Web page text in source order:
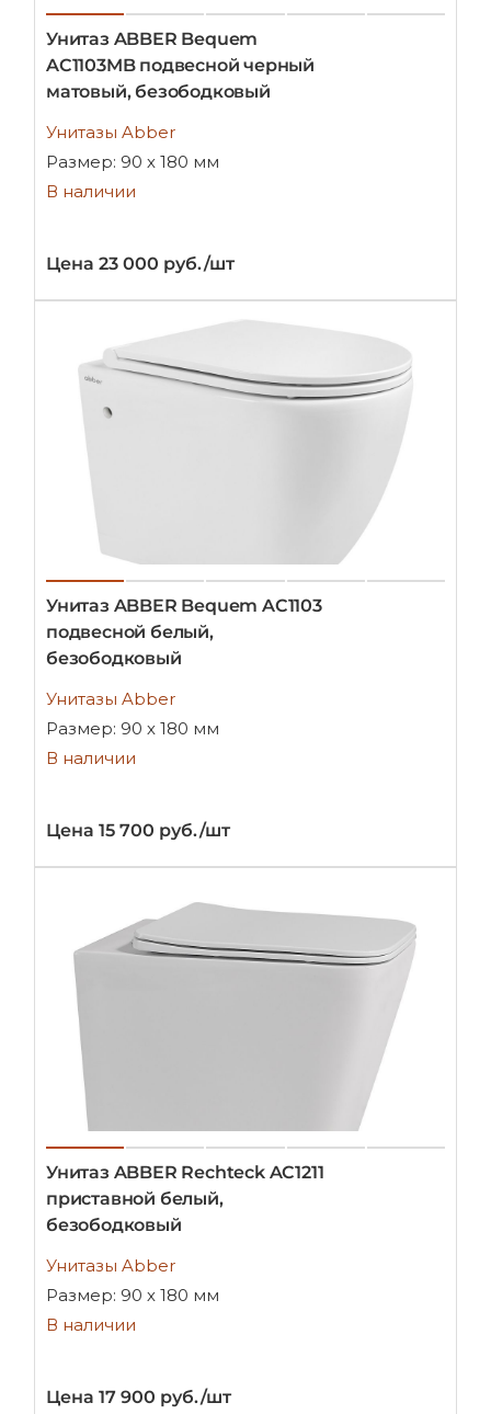
Унитаз ABBER Bequem
AC1103MB подвесной черный
матовый, безободковый
Унитазы Abber
Размер: 90 х 180 мм
В наличии
Цена 23 000 руб./шт
Унитаз ABBER Bequem AC1103
подвесной белый,
безободковый
Унитазы Abber
Размер: 90 х 180 мм
В наличии
Цена 15 700 руб./шт
Унитаз ABBER Rechteck AC1211
приставной белый,
безободковый
Унитазы Abber
Размер: 90 х 180 мм
В наличии
Цена 17 900 руб./шт